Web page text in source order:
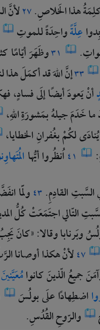
هذاالخَلاصِ.٢٧لأنَّ
عِلَّةًواحِدَةًللموتِ
٣١وظَهَرَأيّامًا
٣٣إنَّاللهَقدأكمَلَهذا
أنْيَعودَأيضًاإلَىفسادٍ،
ماخَدَمَجيلهُبمَشورَةِاللهِ،
يُنادَىلكُمْبغُفرانِالخطايا،
٤١ اُنظُرواأيُّها
السَّبتِالقادِمِ. ٤٣ ولَمّا
التّالياجتَمَعَتْكُلُّ
وبَرناباوقالا:«كانَ
٤٧لأنْهكذاأوصانا
جميعُالّذينَكانوامُعَيَّنينَ
اضطِهادًاعلَىبولُسَ
والرّوحِالقُدُسِ.